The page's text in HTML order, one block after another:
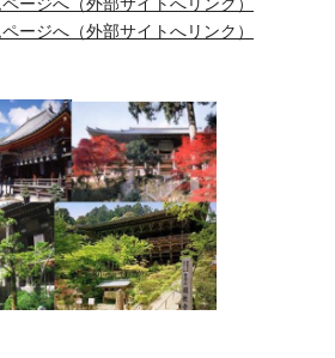
ージへ（外部サイトへリンク）